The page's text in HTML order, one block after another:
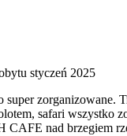
styczeń 2025
super
safari wszystko
CAFE nad brzegiem